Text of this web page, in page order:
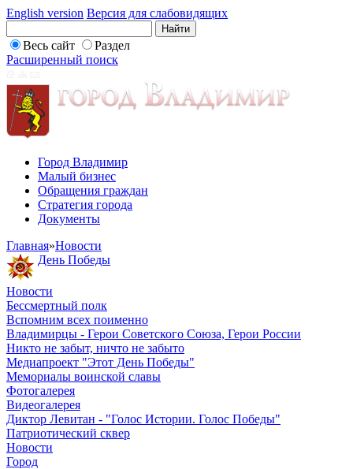
English version Версия для слабовидящих
Весь сайт
Раздел
Расширенный поиск
Город Владимир
Малый бизнес
Обращения граждан
Стратегия города
Документы
Главная»Новости
День Победы
Новости
Бессмертный полк
Вспомним всех поименно
Владимирцы - Герои Советского Союза, Герои России
Никто не забыт, ничто не забыто
Медиапроект "Этот День Победы"
Мемориалы воинской славы
Фотогалерея
Видеогалерея
Диктор Левитан - "Голос Истории. Голос Победы"
Патриотический сквер
Новости
Город